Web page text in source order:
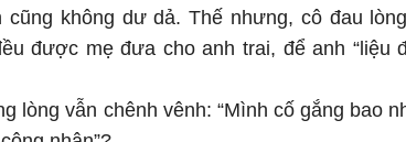
cũng không dư dả. Thế nhưng, cô đau
được mẹ đưa cho anh trai, để anh “liệu
lòng vẫn chênh vênh: “Mình cố gắng bao